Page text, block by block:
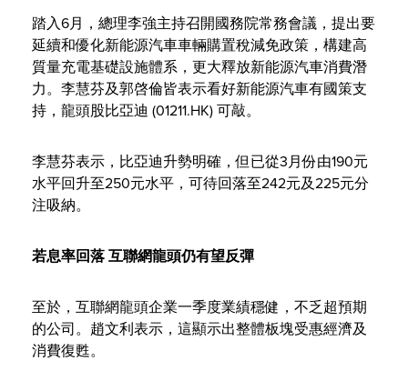
踏入6月，總理李強主持召開國務院常務會議，提出要
延續和優化新能源汽車車輛購置稅減免政策，構建高
質量充電基礎設施體系，更大釋放新能源汽車消費潛
力。李慧芬及郭啓倫皆表示看好新能源汽車有國策支
持，龍頭股比亞迪 (01211.HK) 可敲。
李慧芬表示，比亞迪升勢明確，但已從3月份由190元
水平回升至250元水平，可待回落至242元及225元分
注吸納。
若息率回落 互聯網龍頭仍有望反彈
至於，互聯網龍頭企業一季度業績穩健，不乏超預期
的公司。趙文利表示，這顯示出整體板塊受惠經濟及
消費復甦。